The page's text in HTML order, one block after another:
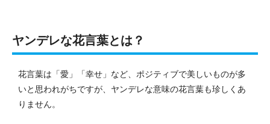
ヤンデレな花言葉とは？
花言葉は「愛」「幸せ」など、ポジティブで美しいものが多
いと思われがちですが、ヤンデレな意味の花言葉も珍しくあ
りません。